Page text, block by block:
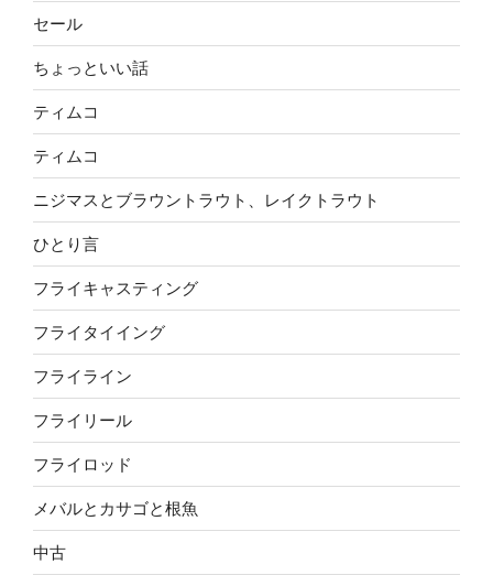
セール
ちょっといい話
ティムコ
ティムコ
ニジマスとブラウントラウト、レイクトラウト
ひとり言
フライキャスティング
フライタイイング
フライライン
フライリール
フライロッド
メバルとカサゴと根魚
中古